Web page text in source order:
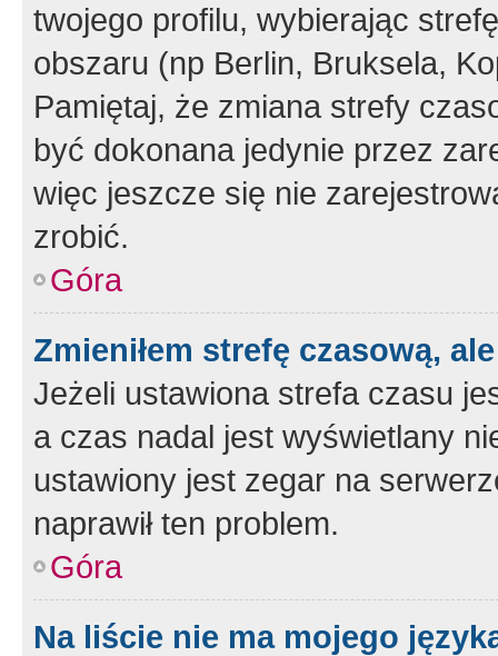
twojego profilu, wybierając
obszaru (np Berlin, Bruksela,
Pamiętaj, że zmiana strefy
być dokonana jedynie przez
więc jeszcze się nie
zrobić.
Góra
Zmieniłem strefę czasową,
Jeżeli ustawiona strefa czasu
a czas nadal jest wyświetlany
ustawiony jest zegar na
naprawił ten problem.
Góra
Na liście nie ma mojego